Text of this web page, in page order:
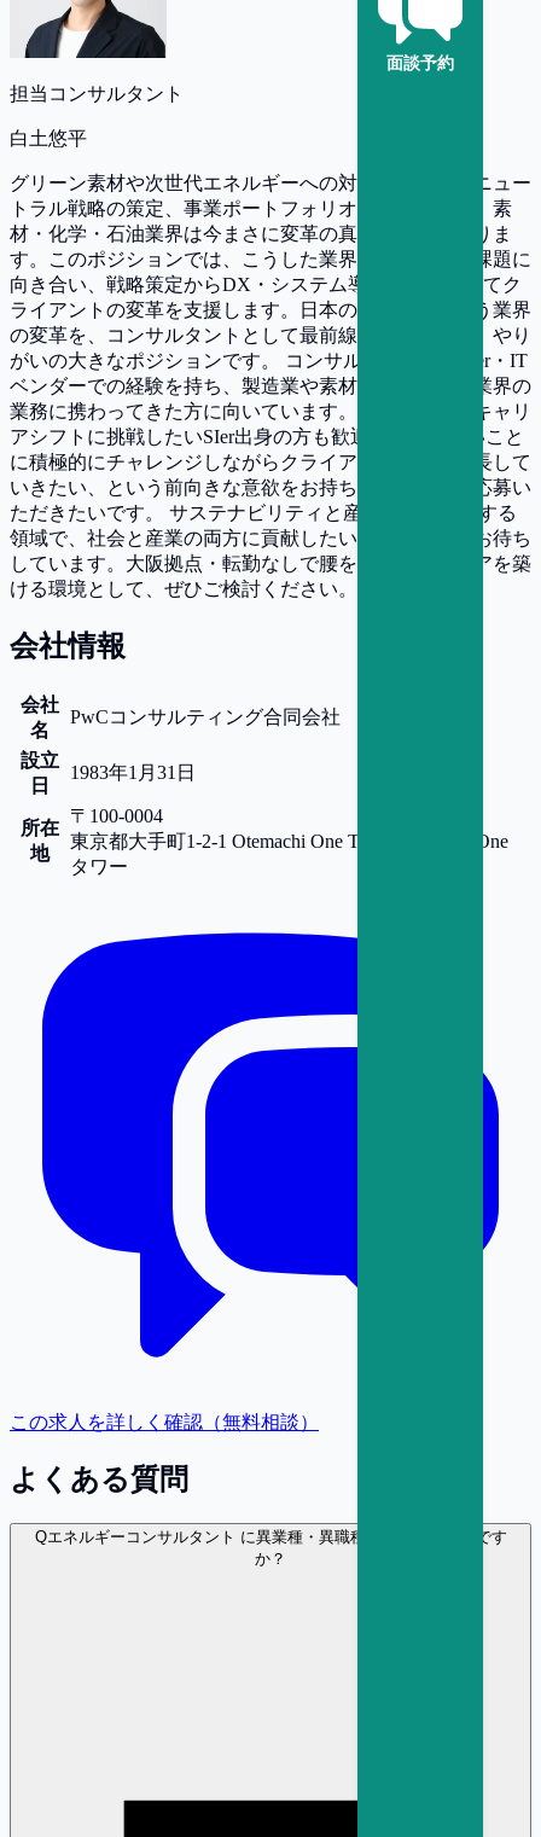
面談予約
担当コンサルタント
白土悠平
グリーン素材や次世代エネルギーへの対応、カーボンニュー
トラル戦略の策定、事業ポートフォリオの見直しなど、素
材・化学・石油業界は今まさに変革の真っただ中にありま
す。このポジションでは、こうした業界特有の複雑な課題に
向き合い、戦略策定からDX・システム導入まで一貫してク
ライアントの変革を支援します。日本の産業基盤を担う業界
の変革を、コンサルタントとして最前線で牽引できる、やり
がいの大きなポジションです。 コンサルティング・SIer・IT
ベンダーでの経験を持ち、製造業や素材・化学・石油業界の
業務に携わってきた方に向いています。上流工程へのキャリ
アシフトに挑戦したいSIer出身の方も歓迎です。新しいこと
に積極的にチャレンジしながらクライアントと共に成長して
いきたい、という前向きな意欲をお持ちの方に特にご応募い
ただきたいです。 サステナビリティと産業変革が交差する
領域で、社会と産業の両方に貢献したい方のご応募をお待ち
しています。大阪拠点・転勤なしで腰を据えてキャリアを築
ける環境として、ぜひご検討ください。
会社情報
会社
名
PwCコンサルティング合同会社
設立
日
1983年1月31日
所在
地
〒100-0004
東京都大手町1-2-1 Otemachi One Tower
Otemachi One
タワー
この求人を詳しく確認（無料相談）
よくある質問
Qエネルギーコンサルタント に異業種・異職種から転職は可能です
か？